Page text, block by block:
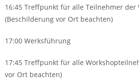
16:45 Treffpunkt für alle Teilnehmer der
(Beschilderung vor Ort beachten)
17:00 Werksführung
17:45 Treffpunkt für alle
vor Ort beachten)